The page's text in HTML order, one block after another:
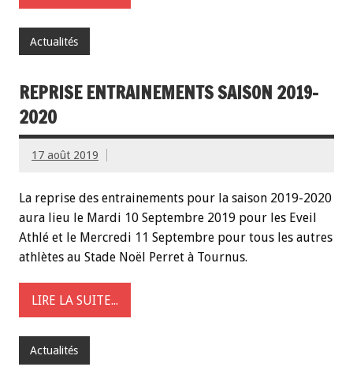
Actualités
REPRISE ENTRAINEMENTS SAISON 2019-
2020
17 août 2019
La reprise des entrainements pour la saison 2019-2020
aura lieu le Mardi 10 Septembre 2019 pour les Eveil
Athlé et le Mercredi 11 Septembre pour tous les autres
athlètes au Stade Noël Perret à Tournus.
LIRE LA SUITE...
Actualités